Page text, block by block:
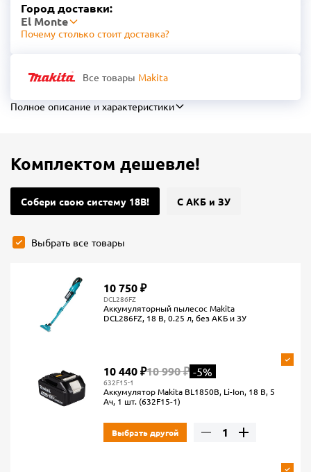
Город доставки:
El Monte
Почему столько стоит доставка?
Все товары Makita
Полное описание и характеристики
Комплектом дешевле!
Собери свою систему 18В! С АКБ и ЗУ
Выбрать все товары
DCL286FZ
Аккумуляторный пылесос Makita
DCL286FZ, 18 В, 0.25 л, без АКБ и ЗУ
10 750 ₽
632F15-1
Аккумулятор Makita BL1850B, Li-Ion, 18 В, 5
Ач, 1 шт. (632F15-1)
10 440 ₽10 990 ₽ -5%
Выбрать другой